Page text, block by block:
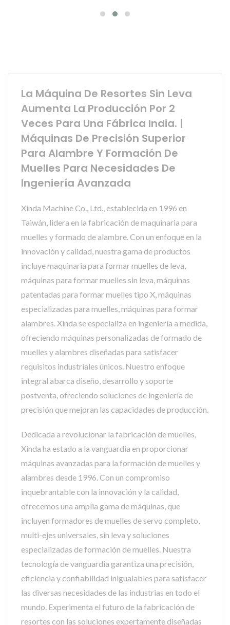
La Máquina De Resortes Sin Leva
Aumenta La Producción Por 2
Veces Para Una Fábrica India. |
Máquinas De Precisión Superior
Para Alambre Y Formación De
Muelles Para Necesidades De
Ingeniería Avanzada
Xinda Machine Co., Ltd., establecida en 1996 en
Taiwán, lidera en la fabricación de maquinaria para
muelles y formado de alambre. Con un enfoque en la
innovación y calidad, nuestra gama de productos
incluye maquinaria para formar muelles de leva,
máquinas para formar muelles sin leva, máquinas
patentadas para formar muelles tipo X, máquinas
especializadas para muelles, máquinas para formar
alambres. Xinda se especializa en ingeniería a medida,
ofreciendo máquinas personalizadas de formado de
muelles y alambres diseñadas para satisfacer
requisitos industriales únicos. Nuestro enfoque
integral abarca diseño, desarrollo y soporte
postventa, ofreciendo soluciones de ingeniería de
precisión que mejoran las capacidades de producción.
Dedicada a revolucionar la fabricación de muelles,
Xinda ha estado a la vanguardia en proporcionar
máquinas avanzadas para la formación de muelles y
alambres desde 1996. Con un compromiso
inquebrantable con la innovación y la calidad,
ofrecemos una amplia gama de máquinas, que
incluyen formadores de muelles de servo completo,
multi-ejes universales, sin leva y soluciones
especializadas de formación de muelles. Nuestra
tecnología de vanguardia garantiza una precisión,
eficiencia y confiabilidad inigualables para satisfacer
las diversas necesidades de las industrias en todo el
mundo. Experimenta el futuro de la fabricación de
resortes con las soluciones expertamente diseñadas